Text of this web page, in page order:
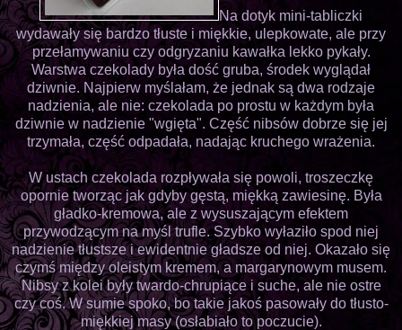
Na dotyk mini-tabliczki
wydawały się bardzo tłuste i miękkie, ulepkowate, ale przy
przełamywaniu czy odgryzaniu kawałka lekko pykały.
Warstwa czekolady była dość gruba, środek wyglądał
dziwnie. Najpierw myślałam, że jednak są dwa rodzaje
nadzienia, ale nie: czekolada po prostu w każdym była
dziwnie w nadzienie "wgięta". Część nibsów dobrze się jej
trzymała, część odpadała, nadając kruchego wrażenia.
W ustach czekolada rozpływała się powoli, troszeczkę
opornie tworząc jak gdyby gęstą, miękką zawiesinę. Była
gładko-kremowa, ale z wysuszającym efektem
przywodzącym na myśl trufle. Szybko wyłaziło spod niej
nadzienie tłustsze i ewidentnie gładsze od niej. Okazało się
czymś między oleistym kremem, a margarynowym musem.
Nibsy z kolei były twardo-chrupiące i suche, ale nie ostre
czy coś. W sumie spoko, bo takie jakoś pasowały do tłusto-
miękkiej masy (osłabiało to poczucie).